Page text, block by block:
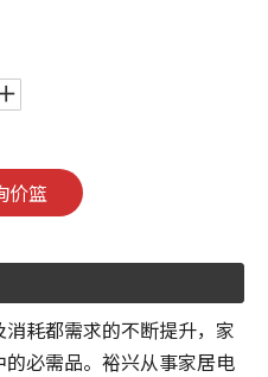
价篮
耗都需求的不断提升，家
必需品。裕兴从事家居电